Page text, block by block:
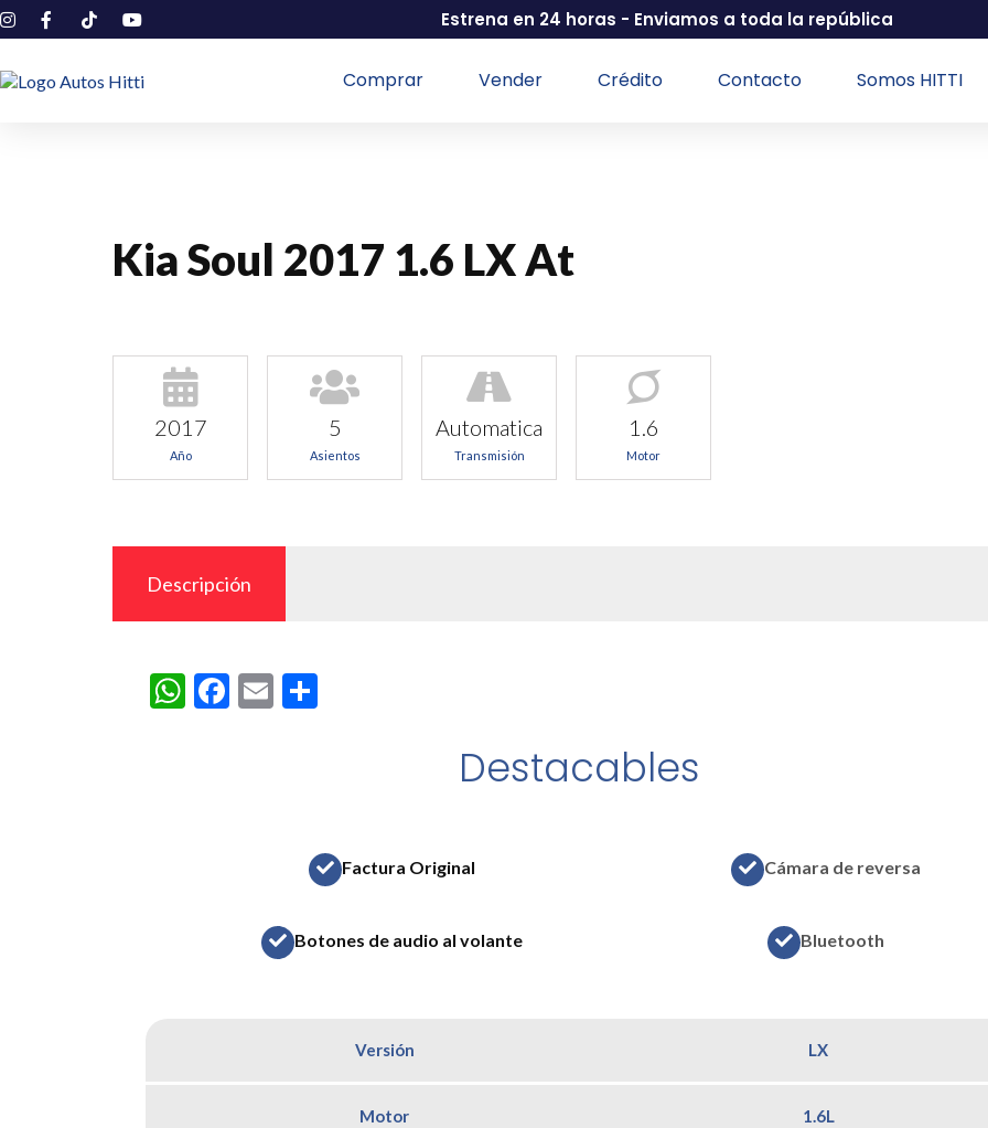
Estrena en 24 horas - Enviamos a toda la república
Comprar Vender Crédito Contacto Somos HITTI
Kia Soul 2017 1.6 LX At
2017
Año
5
Asientos
Automatica
Transmisión
1.6
Motor
Descripción
WhatsApp
Facebook
Email
Destacables
Factura Original Cámara de reversa
Botones de audio al volante Bluetooth
Versión LX
Motor 1.6L